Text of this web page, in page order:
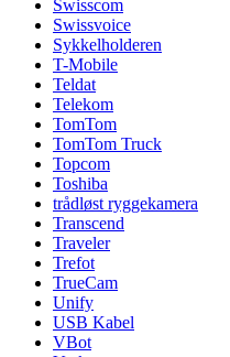
Swisscom
Swissvoice
Sykkelholderen
T-Mobile
Teldat
Telekom
TomTom
TomTom Truck
Topcom
Toshiba
trådløst ryggekamera
Transcend
Traveler
Trefot
TrueCam
Unify
USB Kabel
VBot